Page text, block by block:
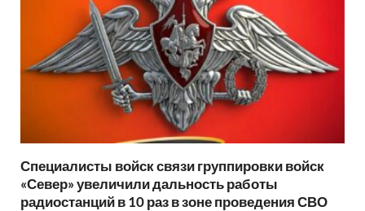
Специалисты войск связи группировки войск
«Север» увеличили дальность работы
радиостанций в 10 раз в зоне проведения СВО